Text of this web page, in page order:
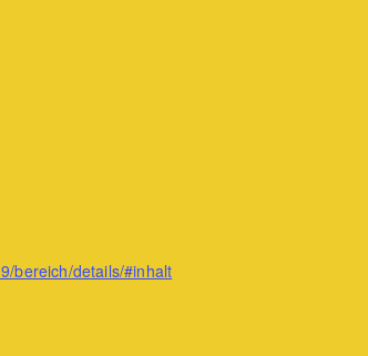
bereich/details/#inhalt